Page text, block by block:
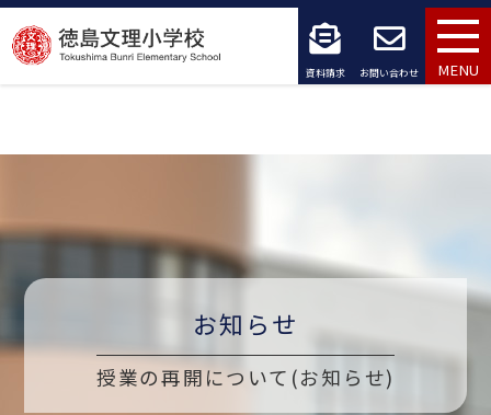
コ
ン
ン
へ
ス
ッ
資料請求 お問い合わせ MENU
お知らせ
授業の再開について(お知らせ)